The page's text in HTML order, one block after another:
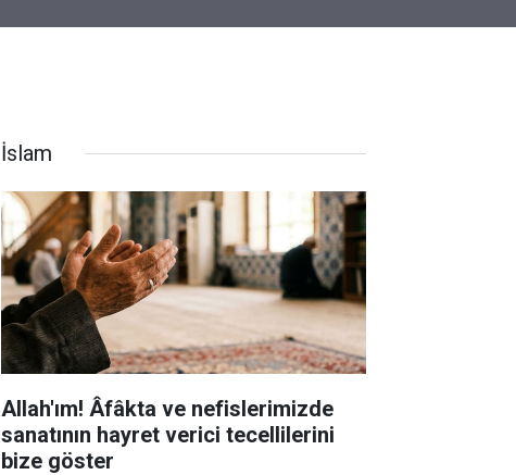
İslam
Allah'ım! Âfâkta ve nefislerimizde
sanatının hayret verici tecellilerini
bize göster